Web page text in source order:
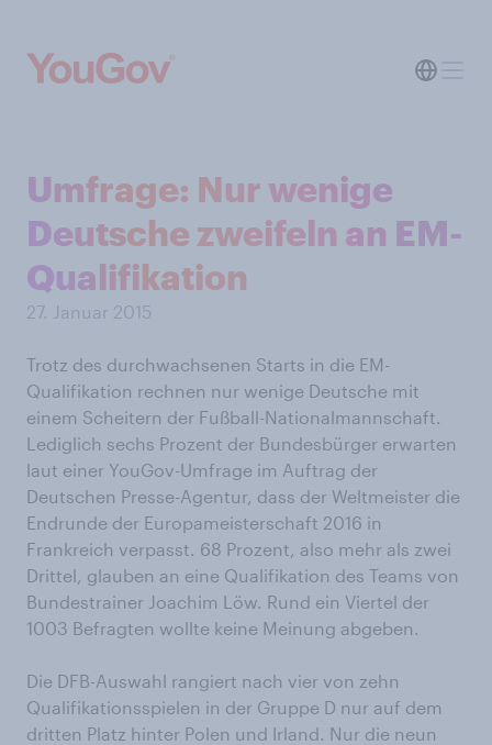
Umfrage: Nur wenige
Deutsche zweifeln an EM-
Qualifikation
27. Januar 2015
Trotz des durchwachsenen Starts in die EM-
Qualifikation rechnen nur wenige Deutsche mit
einem Scheitern der Fußball-Nationalmannschaft.
Lediglich sechs Prozent der Bundesbürger erwarten
laut einer YouGov-Umfrage im Auftrag der
Deutschen Presse-Agentur, dass der Weltmeister die
Endrunde der Europameisterschaft 2016 in
Frankreich verpasst. 68 Prozent, also mehr als zwei
Drittel, glauben an eine Qualifikation des Teams von
Bundestrainer Joachim Löw. Rund ein Viertel der
1003 Befragten wollte keine Meinung abgeben.
Die DFB-Auswahl rangiert nach vier von zehn
Qualifikationsspielen in der Gruppe D nur auf dem
dritten Platz hinter Polen und Irland. Nur die neun